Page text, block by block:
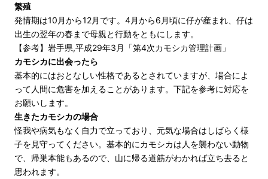
繁殖
発情期は10月から12月です。4月から6月頃に仔が産まれ、仔は
出生の翌年の春まで母親と行動をともにします。
【参考】岩手県,平成29年3月「第4次カモシカ管理計画」
カモシカに出会ったら
基本的にはおとなしい性格であるとされていますが、場合によ
って人間に危害を加えることがあります。下記を参考に対応を
お願いします。
生きたカモシカの場合
怪我や病気もなく自力で立っており、元気な場合はしばらく様
子を見守ってください。基本的にカモシカは人を襲わない動物
で、帰巣本能もあるので、山に帰る道筋がわかれば立ち去ると
思われます。